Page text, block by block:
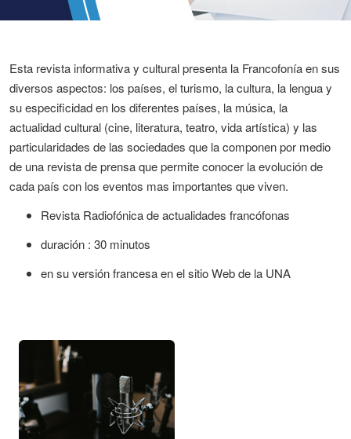
Esta revista informativa y cultural presenta la Francofonía en sus
diversos aspectos: los países, el turismo, la cultura, la lengua y
su especificidad en los diferentes países, la música, la
actualidad cultural (cine, literatura, teatro, vida artística) y las
particularidades de las sociedades que la componen por medio
de una revista de prensa que permite conocer la evolución de
cada país con los eventos mas importantes que viven.
Revista Radiofónica de actualidades francófonas
duración : 30 minutos
en su versión francesa en el sitio Web de la UNA